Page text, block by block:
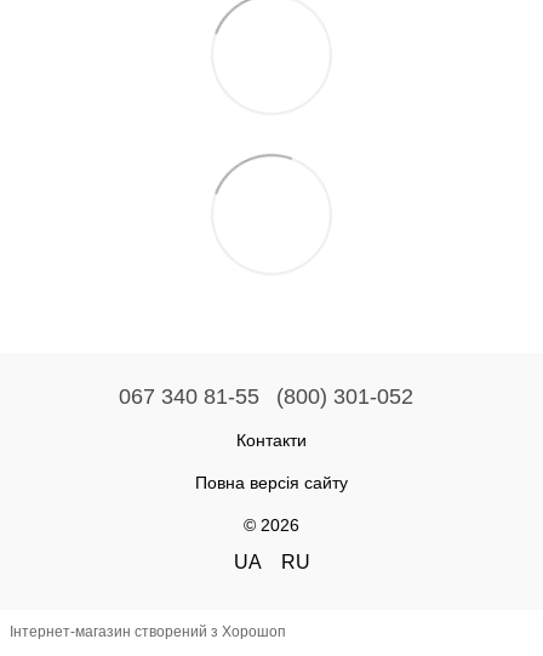
067 340 81-55 (800) 301-052
Контакти
Повна версія сайту
© 2026
UA RU
Інтернет-магазин створений з Хорошоп